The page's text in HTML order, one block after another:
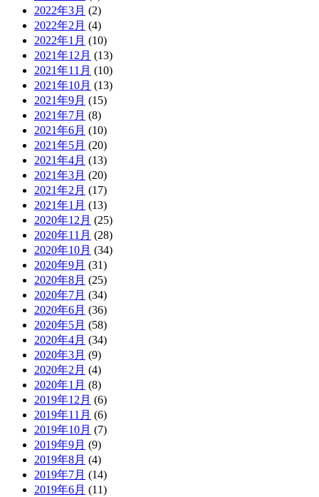
2022年3月 (2)
2022年2月 (4)
2022年1月 (10)
2021年12月 (13)
2021年11月 (10)
2021年10月 (13)
2021年9月 (15)
2021年7月 (8)
2021年6月 (10)
2021年5月 (20)
2021年4月 (13)
2021年3月 (20)
2021年2月 (17)
2021年1月 (13)
2020年12月 (25)
2020年11月 (28)
2020年10月 (34)
2020年9月 (31)
2020年8月 (25)
2020年7月 (34)
2020年6月 (36)
2020年5月 (58)
2020年4月 (34)
2020年3月 (9)
2020年2月 (4)
2020年1月 (8)
2019年12月 (6)
2019年11月 (6)
2019年10月 (7)
2019年9月 (9)
2019年8月 (4)
2019年7月 (14)
2019年6月 (11)